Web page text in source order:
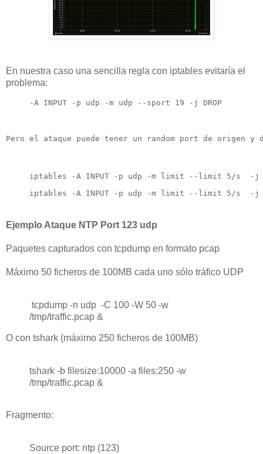
En nuestra caso una sencilla regla con iptables evitaría el
problema:
-A INPUT -p udp -m udp --sport 19 -j DROP
Pero el ataque puede tener un random port de origen y
iptables -A INPUT -p udp -m limit --limit 5/s
-j
iptables -A INPUT -p udp -m limit --limit 5/s
-
Ejemplo Ataque NTP Port 123 udp
Paquetes capturados con tcpdump en formato pcap
Máximo 50 ficheros de 100MB cada uno sólo tráfico UDP
tcpdump -n udp -C 100 -W 50 -w
/tmp/traffic.pcap &
O con tshark (máximo 250 ficheros de 100MB)
tshark -b filesize:10000 -a files:250 -w
/tmp/traffic.pcap &
Fragmento:
Source port: ntp (123)